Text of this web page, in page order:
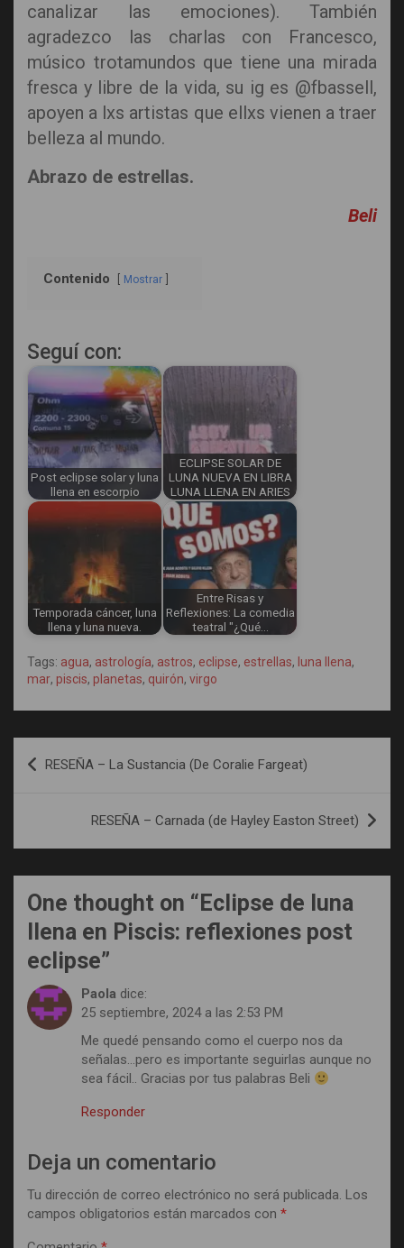
canalizar las emociones). También
agradezco las charlas con Francesco,
músico trotamundos que tiene una mirada
fresca y libre de la vida, su ig es @fbassell,
apoyen a lxs artistas que ellxs vienen a traer
belleza al mundo.
Abrazo de estrellas.
Beli
Contenido Mostrar
Seguí con:
Post eclipse solar y luna
llena en escorpio
ECLIPSE SOLAR DE
LUNA NUEVA EN LIBRA
LUNA LLENA EN ARIES
Temporada cáncer, luna
llena y luna nueva.
Entre Risas y
Reflexiones: La comedia
teatral "¿Qué…
Tags: agua, astrología, astros, eclipse, estrellas, luna llena,
mar, piscis, planetas, quirón, virgo
Navegación
de
entradas
RESEÑA – La Sustancia (De Coralie Fargeat)
RESEÑA – Carnada (de Hayley Easton Street)
One thought on “ Eclipse de luna
llena en Piscis: reflexiones post
eclipse”
Paola dice:
25 septiembre, 2024 a las 2:53 PM
Me quedé pensando como el cuerpo nos da
señalas…pero es importante seguirlas aunque no
sea fácil.. Gracias por tus palabras Beli
Responder
Deja un comentario
Tu dirección de correo electrónico no será publicada. Los
campos obligatorios están marcados con *